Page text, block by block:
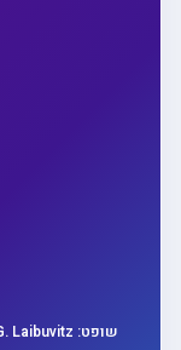
שופט:G. Laibuvitz